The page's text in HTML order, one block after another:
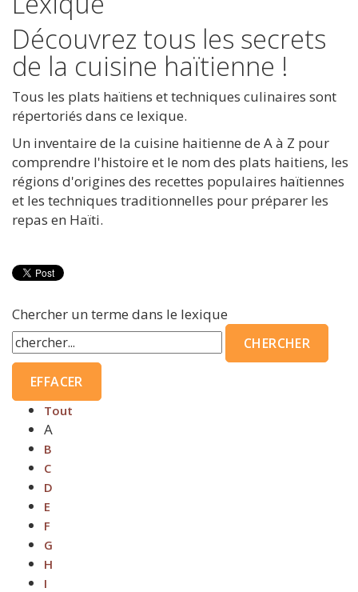
Découvrez tous les secrets
de la cuisine haïtienne !
Tous les plats haïtiens et techniques culinaires sont
répertoriés dans ce lexique.
Un inventaire de la cuisine haitienne de A à Z pour
comprendre l'histoire et le nom des plats haitiens, les
régions d'origines des recettes populaires haïtiennes
et les techniques traditionnelles pour préparer les
repas en Haïti.
Chercher un terme dans le lexique
Tout
A
B
C
D
E
F
G
H
I